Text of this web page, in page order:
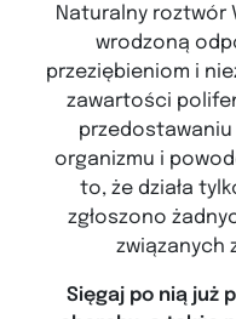
Naturalny roztwór
wrodzoną
przeziębieniom i
zawartości
organizmu i
to, że działa
zgłoszono
związanych
Sięgaj po nią już